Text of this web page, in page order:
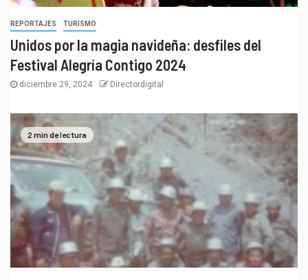
REPORTAJES TURISMO
Unidos por la magia navideña: desfiles del
Festival Alegría Contigo 2024
diciembre 29, 2024 Directordigital
2 min de lectura